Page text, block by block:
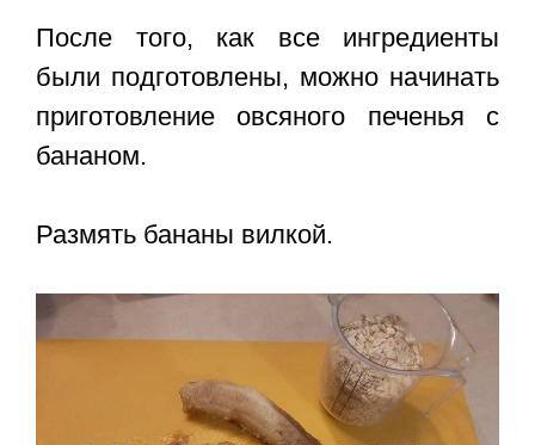
После того, как все ингредиенты
были подготовлены, можно начинать
приготовление овсяного печенья с
бананом.
Размять бананы вилкой.